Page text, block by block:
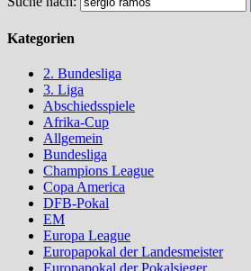
Kategorien
2. Bundesliga
3. Liga
Abschiedsspiele
Afrika-Cup
Allgemein
Bundesliga
Champions League
Copa America
DFB-Pokal
EM
Europa League
Europapokal der Landesmeister